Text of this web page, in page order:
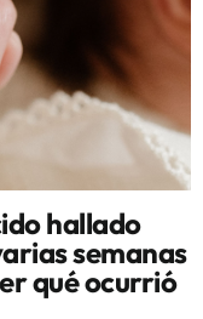
hallado
semanas
qué ocurrió